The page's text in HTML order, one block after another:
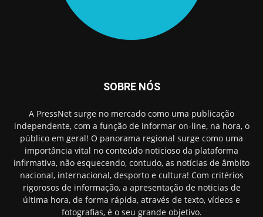
SOBRE NÓS
A PressNet surge no mercado como uma publicação
independente, com a função de informar on-line, na hora, o
público em geral! O panorama regional surge como uma
importância vital no conteúdo noticioso da plataforma
infirmativa, não esquecendo, contudo, as notícias de âmbito
nacional, internacional, desporto e cultura! Com critérios
rigorosos de informação, a apresentação de noticias de
última hora, de forma rápida, através de texto, vídeos e
fotografias, é o seu grande objetivo.